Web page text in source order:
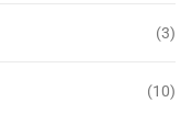
(3)
(10)